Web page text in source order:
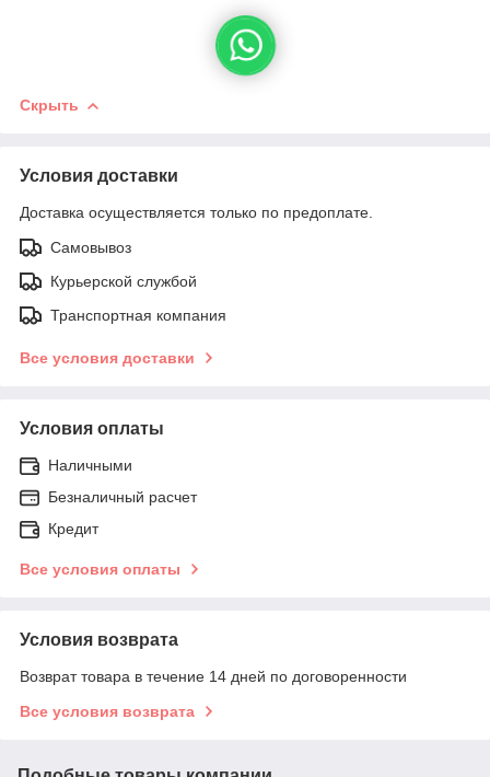
Скрыть
Условия доставки
Доставка осуществляется только по предоплате.
Самовывоз
Курьерской службой
Транспортная компания
Все условия доставки
Условия оплаты
Наличными
Безналичный расчет
Кредит
Все условия оплаты
Условия возврата
Возврат товара в течение 14 дней по договоренности
Все условия возврата